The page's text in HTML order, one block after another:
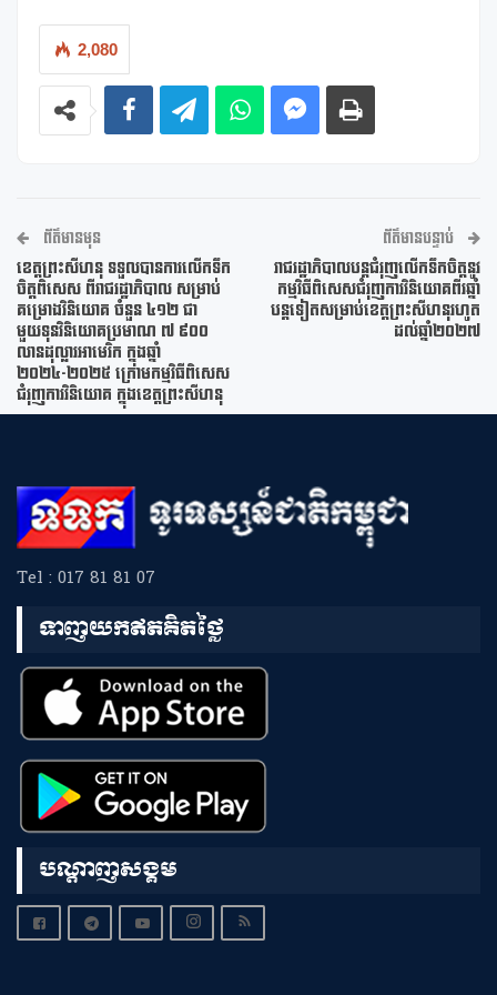
2,080
ព័ត៌មានមុន
ខេត្តព្រះសីហនុ ទទួលបានការលើកទឹក
ចិត្តពិសេស ពីរាជរដ្ឋាភិបាល សម្រាប់
គម្រោងវិនិយោគ ចំនួន ៤១២ ជា
មួយទុនវិនិយោគប្រមាណ ៧ ៩០០
លានដុល្លារអាមេរិក ក្នុងឆ្នាំ
២០២៤-២០២៥ ក្រោមកម្មវិធីពិសេស
ជំរុញការវិនិយោគ ក្នុងខេត្តព្រះសីហនុ
ព័ត៌មានបន្ទាប់
រាជរដ្ឋាភិបាលបន្តជំរុញលើកទឹកចិត្តនូវ
កម្មវិធីពិសេសជំរុញការវិនិយោគពីរឆ្នាំ
បន្តទៀតសម្រាប់ខេត្តព្រះសីហនុរហូត
ដល់ឆ្នាំ២០២៧
Tel : 017 81 81 07
ទាញយកឥតគិតថ្លៃ
បណ្តាញសង្គម